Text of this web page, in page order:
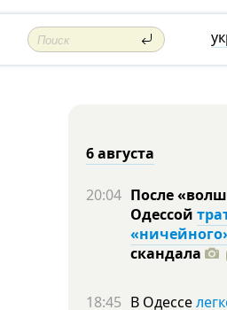
6 августа
20:04 После
Одессой
скандала
18:45 В Одессе